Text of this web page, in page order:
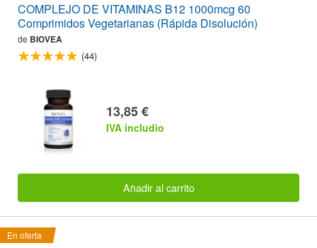
COMPLEJO DE VITAMINAS B12 1000mcg 60
Comprimidos Vegetarianas (Rápida Disolución)
de BIOVEA
(44)
13,85 €
IVA includio
Añadir al carrito
En oferta